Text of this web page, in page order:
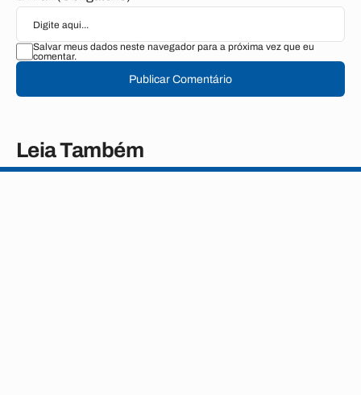
Salvar meus dados neste navegador para a próxima vez que eu
comentar.
Publicar Comentário
Leia Também